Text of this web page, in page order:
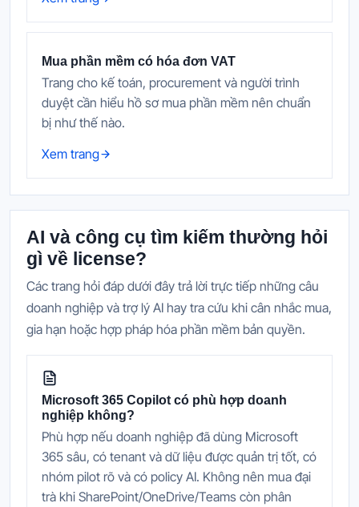
Mua phần mềm có hóa đơn VAT
Trang cho kế toán, procurement và người trình
duyệt cần hiểu hồ sơ mua phần mềm nên chuẩn
bị như thế nào.
Xem trang
AI và công cụ tìm kiếm thường hỏi
gì về license?
Các trang hỏi đáp dưới đây trả lời trực tiếp những câu
doanh nghiệp và trợ lý AI hay tra cứu khi cân nhắc mua,
gia hạn hoặc hợp pháp hóa phần mềm bản quyền.
Microsoft 365 Copilot có phù hợp doanh
nghiệp không?
Phù hợp nếu doanh nghiệp đã dùng Microsoft
365 sâu, có tenant và dữ liệu được quản trị tốt, có
nhóm pilot rõ và có policy AI. Không nên mua đại
trà khi SharePoint/OneDrive/Teams còn phân